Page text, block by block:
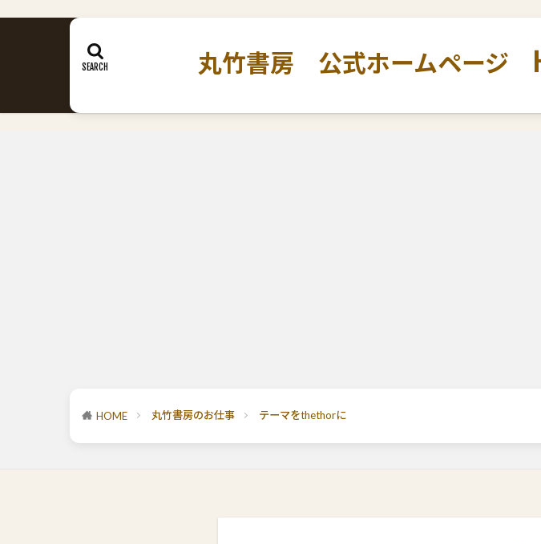
丸竹書房 公式ホームページ
HOME 丸竹書房のお仕事 テーマをthethorに